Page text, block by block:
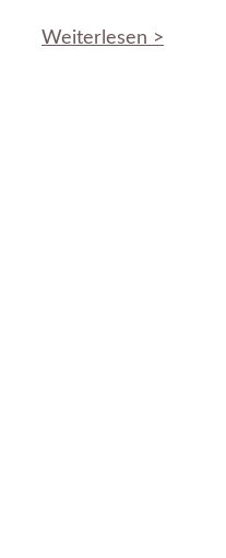
Weiterlesen >